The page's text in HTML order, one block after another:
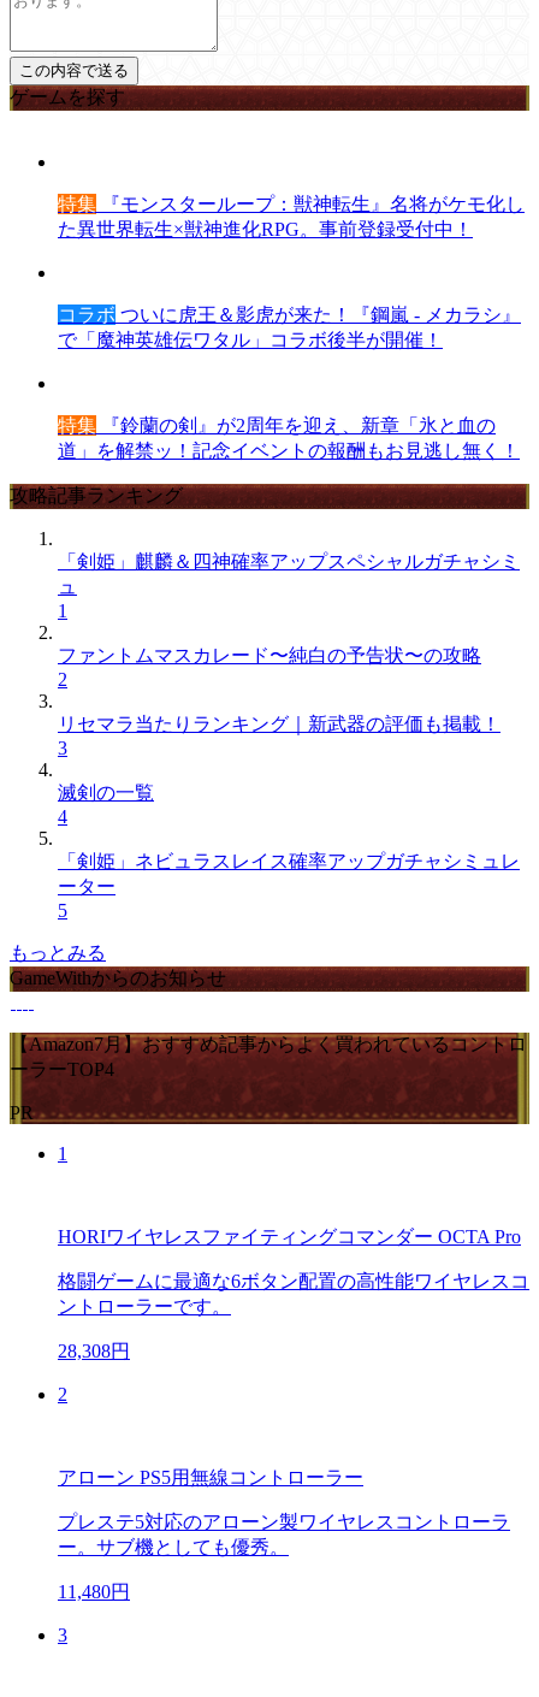
ゲームを探す
特集 『モンスターループ：獣神転生』名将がケモ化し
た異世界転生×獣神進化RPG。事前登録受付中！
コラボ ついに虎王＆影虎が来た！『鋼嵐 - メカラシ』
で「魔神英雄伝ワタル」コラボ後半が開催！
特集 『鈴蘭の剣』が2周年を迎え、新章「氷と血の
道」を解禁ッ！記念イベントの報酬もお見逃し無く！
攻略記事ランキング
「剣姫」麒麟＆四神確率アップスペシャルガチャシミ
ュ
1
ファントムマスカレード〜純白の予告状〜の攻略
2
リセマラ当たりランキング｜新武器の評価も掲載！
3
滅剣の一覧
4
「剣姫」ネビュラスレイス確率アップガチャシミュレ
ーター
5
もっとみる
GameWithからのお知らせ
【Amazon7月】おすすめ記事からよく買われているコントロ
ーラーTOP4
PR
1
HORIワイヤレスファイティングコマンダー OCTA Pro
格闘ゲームに最適な6ボタン配置の高性能ワイヤレスコ
ントローラーです。
28,308円
2
アローン PS5用無線コントローラー
プレステ5対応のアローン製ワイヤレスコントローラ
ー。サブ機としても優秀。
11,480円
3